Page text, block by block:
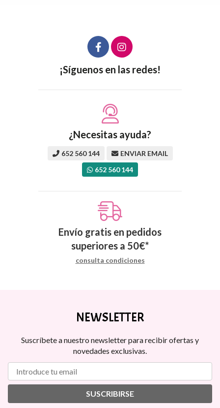
¡Síguenos en las redes!
¿Necesitas ayuda?
652 560 144
ENVIAR EMAIL
652 560 144
Envío gratis en pedidos
superiores a 50€*
consulta condiciones
NEWSLETTER
Suscríbete a nuestro newsletter para recibir ofertas y
novedades exclusivas.
SUSCRIBIRSE